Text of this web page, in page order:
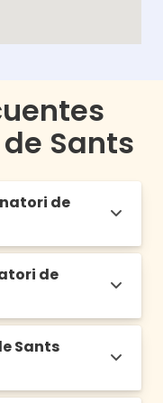
Sants
de
ubicado
y
Les Corts. A
de Sants.
78.
de
a 21:00h, los
Sants